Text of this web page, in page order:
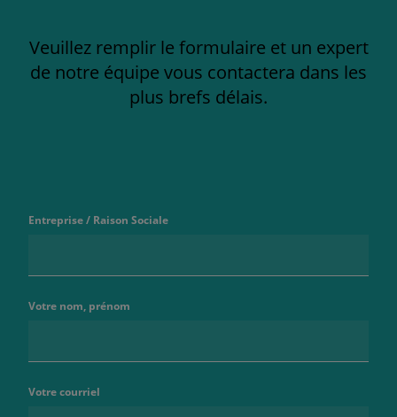
Veuillez remplir le formulaire et un expert
de notre équipe vous contactera dans les
plus brefs délais.
Entreprise / Raison Sociale
Votre nom, prénom
Votre courriel